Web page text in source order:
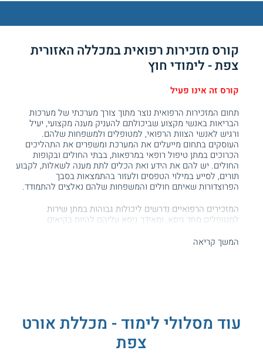
קורס מזכירות רפואית במכללה האזורית
צפת - לימודי חוץ
קורס זה אינו פעיל
תחום המזכירות הרפואית נוצר מתוך צורך מערכתי של מערכות
הבריאות באנשי מקצוע שביכולתם להעניק מענה מקצועי, יעיל
ורגיש לאנשי הצוות הרפואי, למטופלים ולמשפחות שלהם.
העוסקים בתחום מייעלים את המערכת ומשפרים את התהליכים
הכרוכים במתן טיפול רופאי במרפאות, בבתי החולים ובקופות
החולים. יש להם את הידע ואת הכלים לתת מענה לשאלות, לקבוע
תורים, לסייע במילוי הטפסים ולעזור בהתמצאות בסבך
הפרוצדורות שאיתם חולים והמשפחות שלהם נאלצים להתמודד.
המזכירים הרפואיים נדרשים ליכולות גבוהות במתן שירות
למטופלים מחד גיסא, ומאידך גיסא עליהם להיות בקיאים
וההולם על סוגי הבדיקות, על טיפול במחלות ועל הליכי הפנייה
למרפאות המומחים.
ומקנה להם את הכלים ואת הטכניקות לניהול משרד בצורה
מקצועית המשרתת את ציבור המטופלים במסירות וביעילות.
המזכירות
ההתמחות בעולם המזכירות הרפואית. הסטודנטים לומדים את
המשך קריאה
עוד מסלולי לימוד - מכללת אורט
צפת